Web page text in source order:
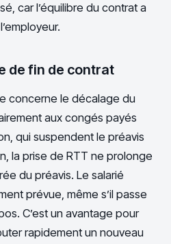
car l’équilibre du contrat a
de fin de contrat
concerne le décalage du
aux congés payés
qui suspendent le préavis
la prise de RTT ne prolonge
du préavis. Le salarié
prévue, même s’il passe
C’est un avantage pour
rapidement un nouveau